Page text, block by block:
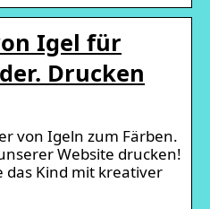
Igel für
Drucken
von Igeln zum Färben.
Website drucken!
das Kind mit kreativer